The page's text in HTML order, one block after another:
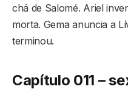
chá de Salomé. Ariel
morta. Gema anuncia a
terminou.
Capítulo 011 –